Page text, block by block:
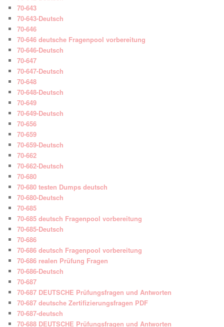
70-643
70-643-Deutsch
70-646
70-646 deutsche Fragenpool vorbereitung
70-646-Deutsch
70-647
70-647-Deutsch
70-648
70-648-Deutsch
70-649
70-649-Deutsch
70-656
70-659
70-659-Deutsch
70-662
70-662-Deutsch
70-680
70-680 testen Dumps deutsch
70-680-Deutsch
70-685
70-685 deutsch Fragenpool vorbereitung
70-685-Deutsch
70-686
70-686 deutsch Fragenpool vorbereitung
70-686 realen Prüfung Fragen
70-686-Deutsch
70-687
70-687 DEUTSCHE Prüfungsfragen und Antworten
70-687 deutsche Zertifizierungsfragen PDF
70-687-deutsch
70-688 DEUTSCHE Prüfungsfragen und Antworten